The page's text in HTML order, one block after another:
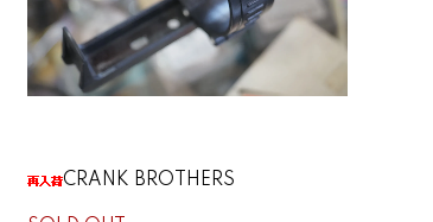
CRANK BROTHERS